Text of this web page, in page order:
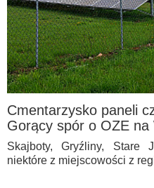
Cmentarzysko paneli
Gorący spór o OZE na
Skajboty, Gryźliny, Stare
niektóre z miejscowości z